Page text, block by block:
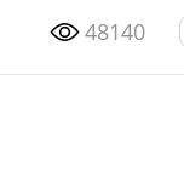
48140